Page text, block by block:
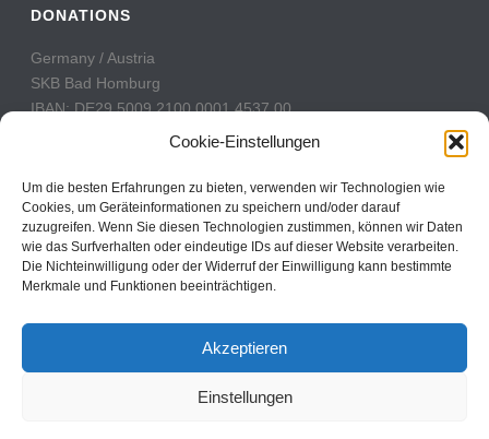
Cookie-Einstellungen
Um die besten Erfahrungen zu bieten, verwenden wir Technologien wie
Cookies, um Geräteinformationen zu speichern und/oder darauf
zuzugreifen. Wenn Sie diesen Technologien zustimmen, können wir Daten
wie das Surfverhalten oder eindeutige IDs auf dieser Website verarbeiten.
Die Nichteinwilligung oder der Widerruf der Einwilligung kann bestimmte
Merkmale und Funktionen beeinträchtigen.
Akzeptieren
Einstellungen
DONATIONS
Germany / Austria
SKB Bad Homburg
IBAN: DE29 5009 2100 0001 4537 00
BIC: GENODE51BH2
Switzerland
PostFinance
Konto: 60-742493-7
IBAN: CH31 0900 0000 6074 2493 7
BIC: POFICHBEXXX